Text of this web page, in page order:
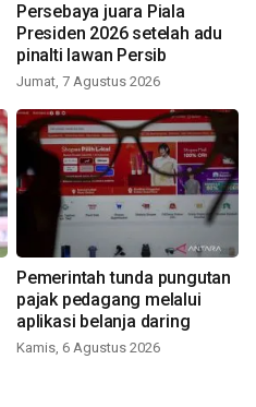
Persebaya juara Piala
Presiden 2026 setelah adu
pinalti lawan Persib
Jumat, 7 Agustus 2026
Pemerintah tunda pungutan
pajak pedagang melalui
aplikasi belanja daring
Kamis, 6 Agustus 2026